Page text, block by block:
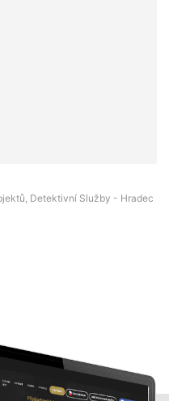
Detektivní Služby - Hradec